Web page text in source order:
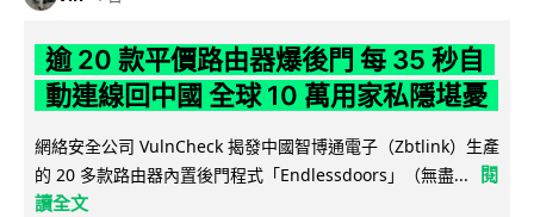
逾 20 款平價路由器爆後門 每 35 秒自
動連線回中國 全球 10 萬用家私隱堪憂
網絡安全公司 VulnCheck 揭發中國智博通電子（Zbtlink）生產
的 20 多款路由器內置後門程式「Endlessdoors」（無盡...
閱
讀全文